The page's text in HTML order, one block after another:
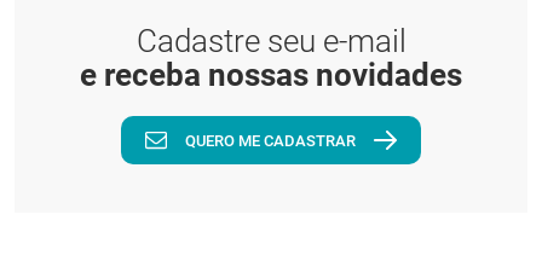
Cadastre seu e-mail
e receba nossas novidades
QUERO ME CADASTRAR